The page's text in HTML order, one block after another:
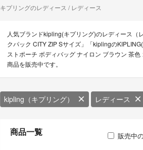
キプリングのレディース / レディース
人気ブランドkipling(キプリング)のレディース
クパック CITY ZIP Sサイズ」「kiplingの
ストポーチ ボディバッグ ナイロン ブラウン 茶
商品を販売中です。
kipling（キプリング） レディース
商品一覧 販売中